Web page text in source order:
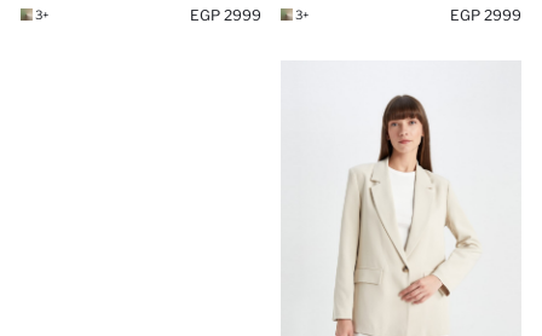
2999 EGP
+3
2999 EGP
+3